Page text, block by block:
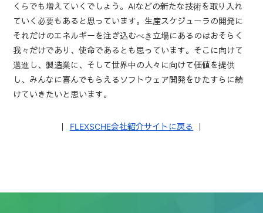
くらでも増えていくでしょう。AIなどの新たな技術を取り入れ
ていく必要もあると思っています。生産スケジューラの開発に
それだけのエネルギーを注ぎ込むべき立場にあるのはおそらく
我々だけであり、使命であるとも思っています。そこに向けて
邁進し、製造業に、そして世界中の人々に向けて価値を提供
し、みんなに喜んでもらえるソフトウェア開発をひたすらに続
けていきたいと思います。
｜ FLEXSCHE会社紹介サイトに戻る ｜